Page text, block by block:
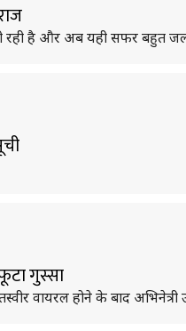
रही है और अब यही सफर बहुत
गुस्सा
वायरल होने के बाद अभिनेत्री